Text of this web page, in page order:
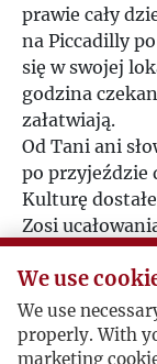
prawie cały
na Piccadilly
się w swojej
godzina
załatwiają.
Od Tani ani
po przyjeździe
Kulturę
Zosi
Ściskam Cię i
Duda
We use
We use
properly. With
marketing